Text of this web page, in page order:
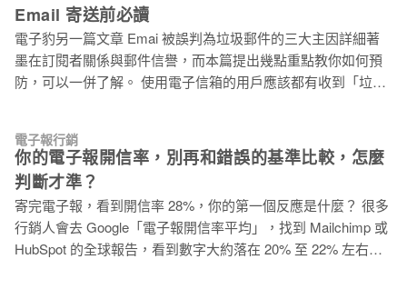
大品牌案例不藏私公開 提醒節日的到來 1. The Little Pancake
Company – 貼心小提醒 在許多人的心目中，父親節或許不是個
這麼重要的節日，甚至有可能不小心忘記。在消費者行為 AI
企業並不會比較容易。當然囉，他們在資源方面或許會稍微多
一點，但也沒多出多少。 無論經歷了什麼樣的掙扎，中小企業
（Small and Medium Business, SMB）都能在網路行銷中嶄露
頭角，畢竟，他們在所有企業中佔了巨大比例。新的中小型企
伏的局勢，擠身持久常勝軍之列的？答案就是中小型企業的網
路行銷策略，也就是中小型企業行銷其產品的成功方法。 許多
企業試圖以有限預算來達到目標，也一直在尋找將行銷轉換成
業績的低成本做法！ 透過作者對市場上的觀察，以下整理必備
的 11 個經證實有效的中小企業（SMB）行銷策略
Email 寄送前必讀
電子豹另一篇文章 Emai 被誤判為垃圾郵件的三大主因詳細著
墨在訂閱者關係與郵件信譽，而本篇提出幾點重點教你如何預
防，可以一併了解。 使用電子信箱的用戶應該都有收到「垃圾
數量的 45％。而其中有 52％ 的受訪者認為垃圾郵件是令他們
困擾的問題之一。 什麼是垃圾郵件？ 垃圾郵件應該定義為「未
經收件者許可，卻進入其收件匣的電子郵件」。更進一步的
說，垃圾郵件的共通特性大致歸類如下： 1. 批次寄送大量通用
且不具針對性的電子郵件。 2. 試圖吸引用戶開信，預期推動某
些業務目標，但來源可疑的寄件者（公司或個人）。 3. 未經收
電子報行銷
你的電子報開信率，別再和錯誤的基準比較，怎麼
判斷才準？
寄完電子報，看到開信率 28%，你的第一個反應是什麼？ 很多
行銷人會去 Google「電子報開信率平均」，找到 Mailchimp 或
HubSpot 的全球報告，看到數字大約落在 20% 至 22% 左右，